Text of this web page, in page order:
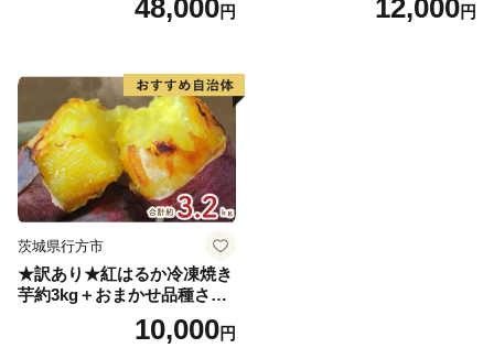
届く 3ヵ月 3回コース ns001-
48,000円
届け 先行予約 北海道 ジャガ
12,000円
茨城県行方市
★訳あり★紅はるか冷凍焼き
芋約3kg＋おまかせ品種さつ
まいも 合計約3.2kg｜さつ
まいも サツマイモ さつま芋
10,000円